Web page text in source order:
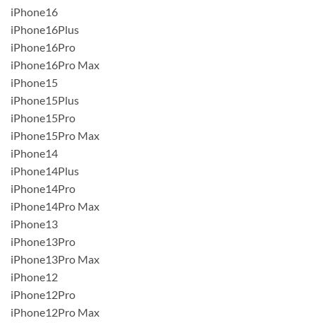
iPhone16
iPhone16Plus
iPhone16Pro
iPhone16Pro Max
iPhone15
iPhone15Plus
iPhone15Pro
iPhone15Pro Max
iPhone14
iPhone14Plus
iPhone14Pro
iPhone14Pro Max
iPhone13
iPhone13Pro
iPhone13Pro Max
iPhone12
iPhone12Pro
iPhone12Pro Max